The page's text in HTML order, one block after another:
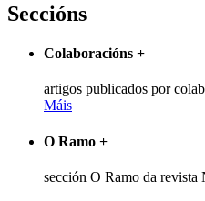
Seccións
Colaboracións +
artigos publicados por
Máis
O Ramo +
sección O Ramo da revista